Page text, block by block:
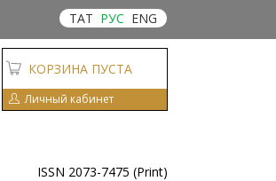
ТАТ РУС ENG
КОРЗИНА ПУСТА
Личный кабинет
ISSN 2073-7475 (Print)